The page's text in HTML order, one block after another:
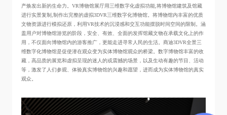
产焕发出新的生命力。VR博物馆展厅用三维数字化虚拟功能,将博物馆建筑及馆藏
进行实景复制,制作出完整的虚拟3DVR三维数字化博物馆。将博物馆内丰富的优质
文物资源进行模拟还原，利用VR技术的沉浸感和交互功能摆脱时间空间的限制。涵
盖用户对博物馆游览的阶段，安全、有效、全面的发挥馆藏文物在承载文化上的作
用，不仅面向博物馆内的游客推广，更能走进寻常人民的生活。商迪3DVR全景三
维数字化博物馆是促使潜在观众变为实体博物馆观众的桥梁。数字博物馆丰富的收
藏，高品质的展览和虚拟呈现的迷人的或震撼的场景，以及生动有趣的节目、活动
等，激发了人们参观、体验真实博物馆的兴趣和愿望，进而成为实体博物馆的真实
观众。